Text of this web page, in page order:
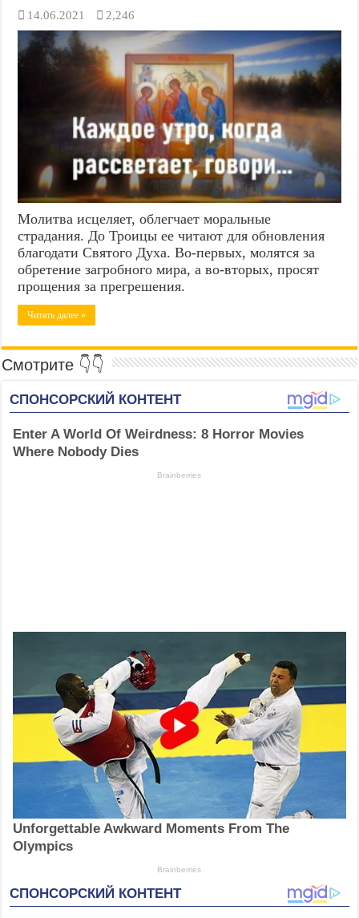
14.06.2021 2,246
Молитва исцеляет, облегчает моральные
страдания. До Троицы ее читают для обновления
благодати Святого Духа. Во-первых, молятся за
обретение загробного мира, а во-вторых, просят
прощения за прегрешения.
Читать далее »
Смотрите 👇👇